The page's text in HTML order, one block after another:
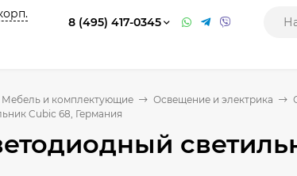
8 (495) 417-0345
Мебель и комплектующие Освещение и электрика
Cubic 68, Германия